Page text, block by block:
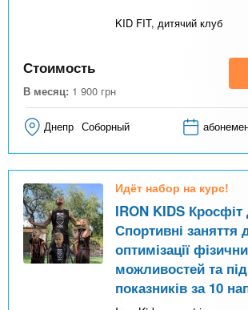
KID FIT, дитячий клуб
Стоимость
В месяц: 1 900 грн
Днепр Соборный
Идёт набор на курс!
IRON KIDS Кросфіт
Спортивні заняття
оптимізації
можливостей та
показників за 10